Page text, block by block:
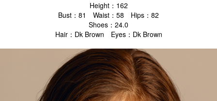
Height：162
Bust：81 Waist：58 Hips：82
Shoes：24.0
Hair：Dk Brown Eyes：Dk Brown